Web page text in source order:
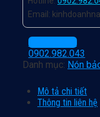
Email:
CHAT ZALO
0902.982.043
Danh mục: Nón
Mô tả chi tiết
Thông tin liên hệ